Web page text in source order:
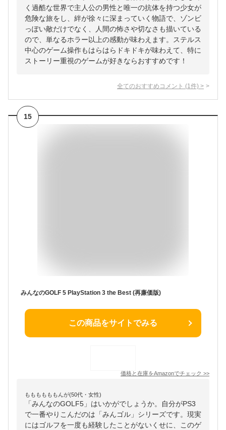
く過酷な世界で主人公の男性と唯一の抗体を持つ少女が
危険な旅をし、絆が徐々に深まっていく物語で、ゾンビ
っぽい敵だけでなく、人間の怖さや切なさも描いている
ので、単なるホラー以上の感動が味わえます。ステルス
中心のゲーム操作もはらはらドキドキが味わえて、特に
ストーリー重視のゲームが好きならおすすめです！
全てのおすすめコメント (1 件) >
15
みんなのGOLF 5 PlayStation 3 the Best (再廉価版)
この商品をサイトでみる
価格と在庫をAmazonでチェック >>
ももももももんが(50代・女性)
「みんなのGOLF5」はいかがでしょうか。自分がPS3
で一番やりこんだのは「みんゴル」シリーズです。現実
にはゴルフを一度も経験したことがないくせに、このゲ